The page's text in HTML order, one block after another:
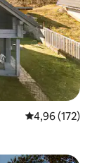
Évaluation
4,96 (172)